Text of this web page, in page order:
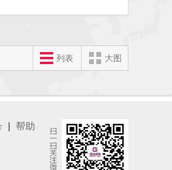
列表 大图
帮助